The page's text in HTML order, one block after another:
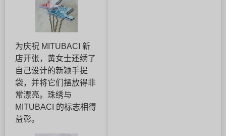
为庆祝 MITUBACI 新
店开张，黄女士还绣了
自己设计的新颖手提
袋，并将它们摆放得非
常漂亮。珠绣与
MITUBACI 的标志相得
益彰。